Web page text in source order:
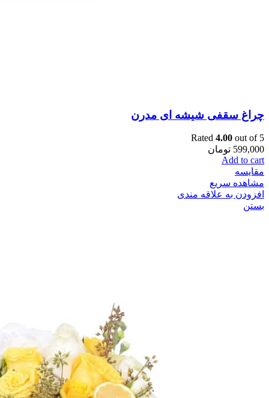
چراغ سقفی شیشه ای مدرن
Rated 4.00 out of 5
599,000 تومان
Add to cart
مقایسه
مشاهده سریع
افزودن به علاقه مندی
بستن